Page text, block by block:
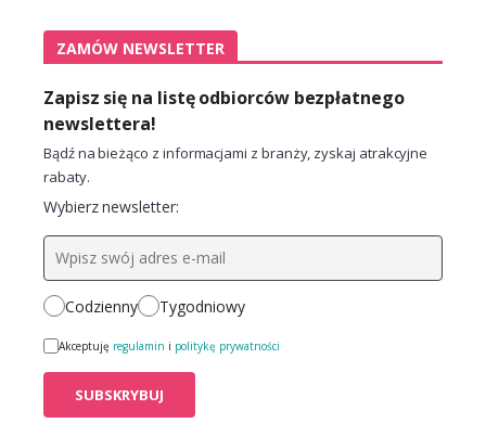
ZAMÓW NEWSLETTER
Zapisz się na listę odbiorców bezpłatnego
newslettera!
Bądź na bieżąco z informacjami z branży, zyskaj atrakcyjne
rabaty.
Wybierz newsletter:
Codzienny Tygodniowy
Akceptuję regulamin i politykę prywatności